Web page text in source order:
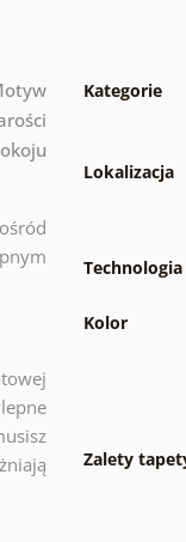
Kategorie
Lokalizacja
Kolor
Zalety